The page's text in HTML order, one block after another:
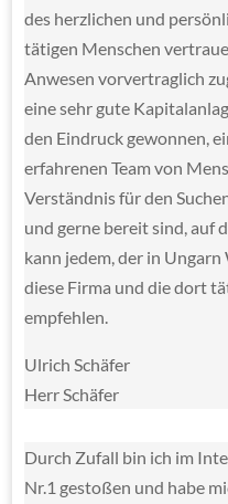
des herzlichen und
tätigen Menschen
Anwesen vorvertraglich
eine sehr gute
den Eindruck gewonnen,
erfahrenen Team von
Verständnis für den
und gerne bereit sind, auf
kann jedem, der in
diese Firma und die dort
empfehlen.
Ulrich Schäfer
Herr Schäfer
Durch Zufall bin ich im
Nr.1 gestoßen und habe